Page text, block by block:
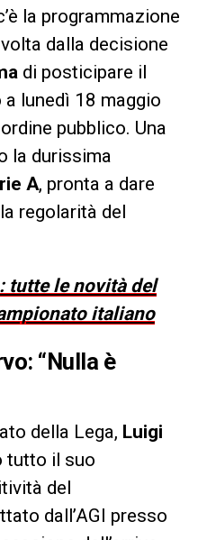
la programmazione
dalla decisione
di posticipare il
a lunedì 18 maggio
pubblico. Una
la durissima
A, pronta a dare
regolarità del
tutte le novità del
italiano
“Nulla è
della Lega, Luigi
tutto il suo
del
dall’AGI presso